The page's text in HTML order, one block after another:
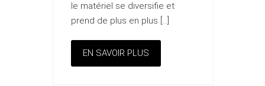
le matériel se diversifie et
prend de plus en plus […]
EN SAVOIR PLUS